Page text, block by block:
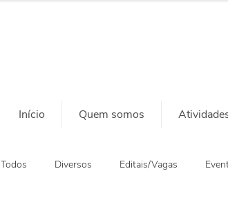
Início Quem somos
Todos Diversos Editais/Vagas